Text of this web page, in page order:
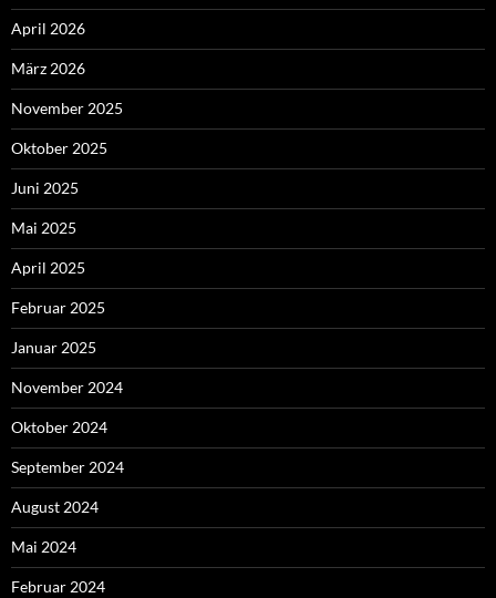
April 2026
März 2026
November 2025
Oktober 2025
Juni 2025
Mai 2025
April 2025
Februar 2025
Januar 2025
November 2024
Oktober 2024
September 2024
August 2024
Mai 2024
Februar 2024